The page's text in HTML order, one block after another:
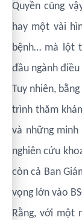
Quyền cũng
hay một vài
bệnh… mà lột
đầu ngành
Tuy nhiên,
trình thăm
và những
nghiên cứu
còn cả Ban
vọng lớn vào
Rằng, với một